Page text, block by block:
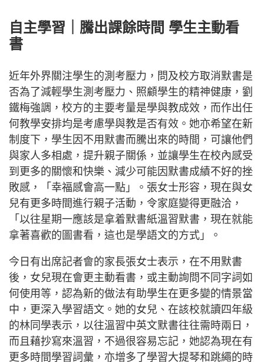
自主學習｜騰出課餘時間 學生主動看
書
近年外界關注學生的測考壓力，問及校方取消默書是
否為了減輕學生測考壓力、照顧學生的精神健康，劉
鐵梅強調，校方的主要考量是學與教成效，而作出任
何教學安排均是考慮學與教是否有效。她亦希望在新
制度下，學生因不用默書而騰出來的時間，可讓他們
與家人多相處，提升親子關係，並讓學生在校內感受
到更多的關懷和快樂、減少可能因默書成績不好的挫
敗感，「幸福感會高一點」。 張女士形容，現在與女
兒有更多時間進行親子活動，令家庭變得更融洽，
「以往星期一應該是拿着默書紙溫習默書，現在就能
拿著喜歡的圖書看，這也是學語文的方式」。
今日有出席記者會的家長張女士表示，在不用默書
後，女兒現在會更主動看書，或主動詢問不同字詞如
何使用等，認為新的做法有助學生在更多變的情景當
中，更深入學習語文。她的女兒、在該校就讀四年級
的林同學表示，以往溫習中英文默書往往需時兩日，
而且藉抄寫來溫習，不過很容易忘記，她認為現在有
更多時間學習詞彙，亦增多了學習大提琴和跳繩的時